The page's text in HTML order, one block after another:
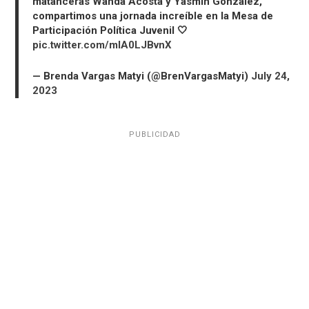
compartimos una jornada increíble en la Mesa de
Participación Política Juvenil 🤍
pic.twitter.com/mIA0LJBvnX
— Brenda Vargas Matyi (@BrenVargasMatyi) July 24,
2023
PUBLICIDAD